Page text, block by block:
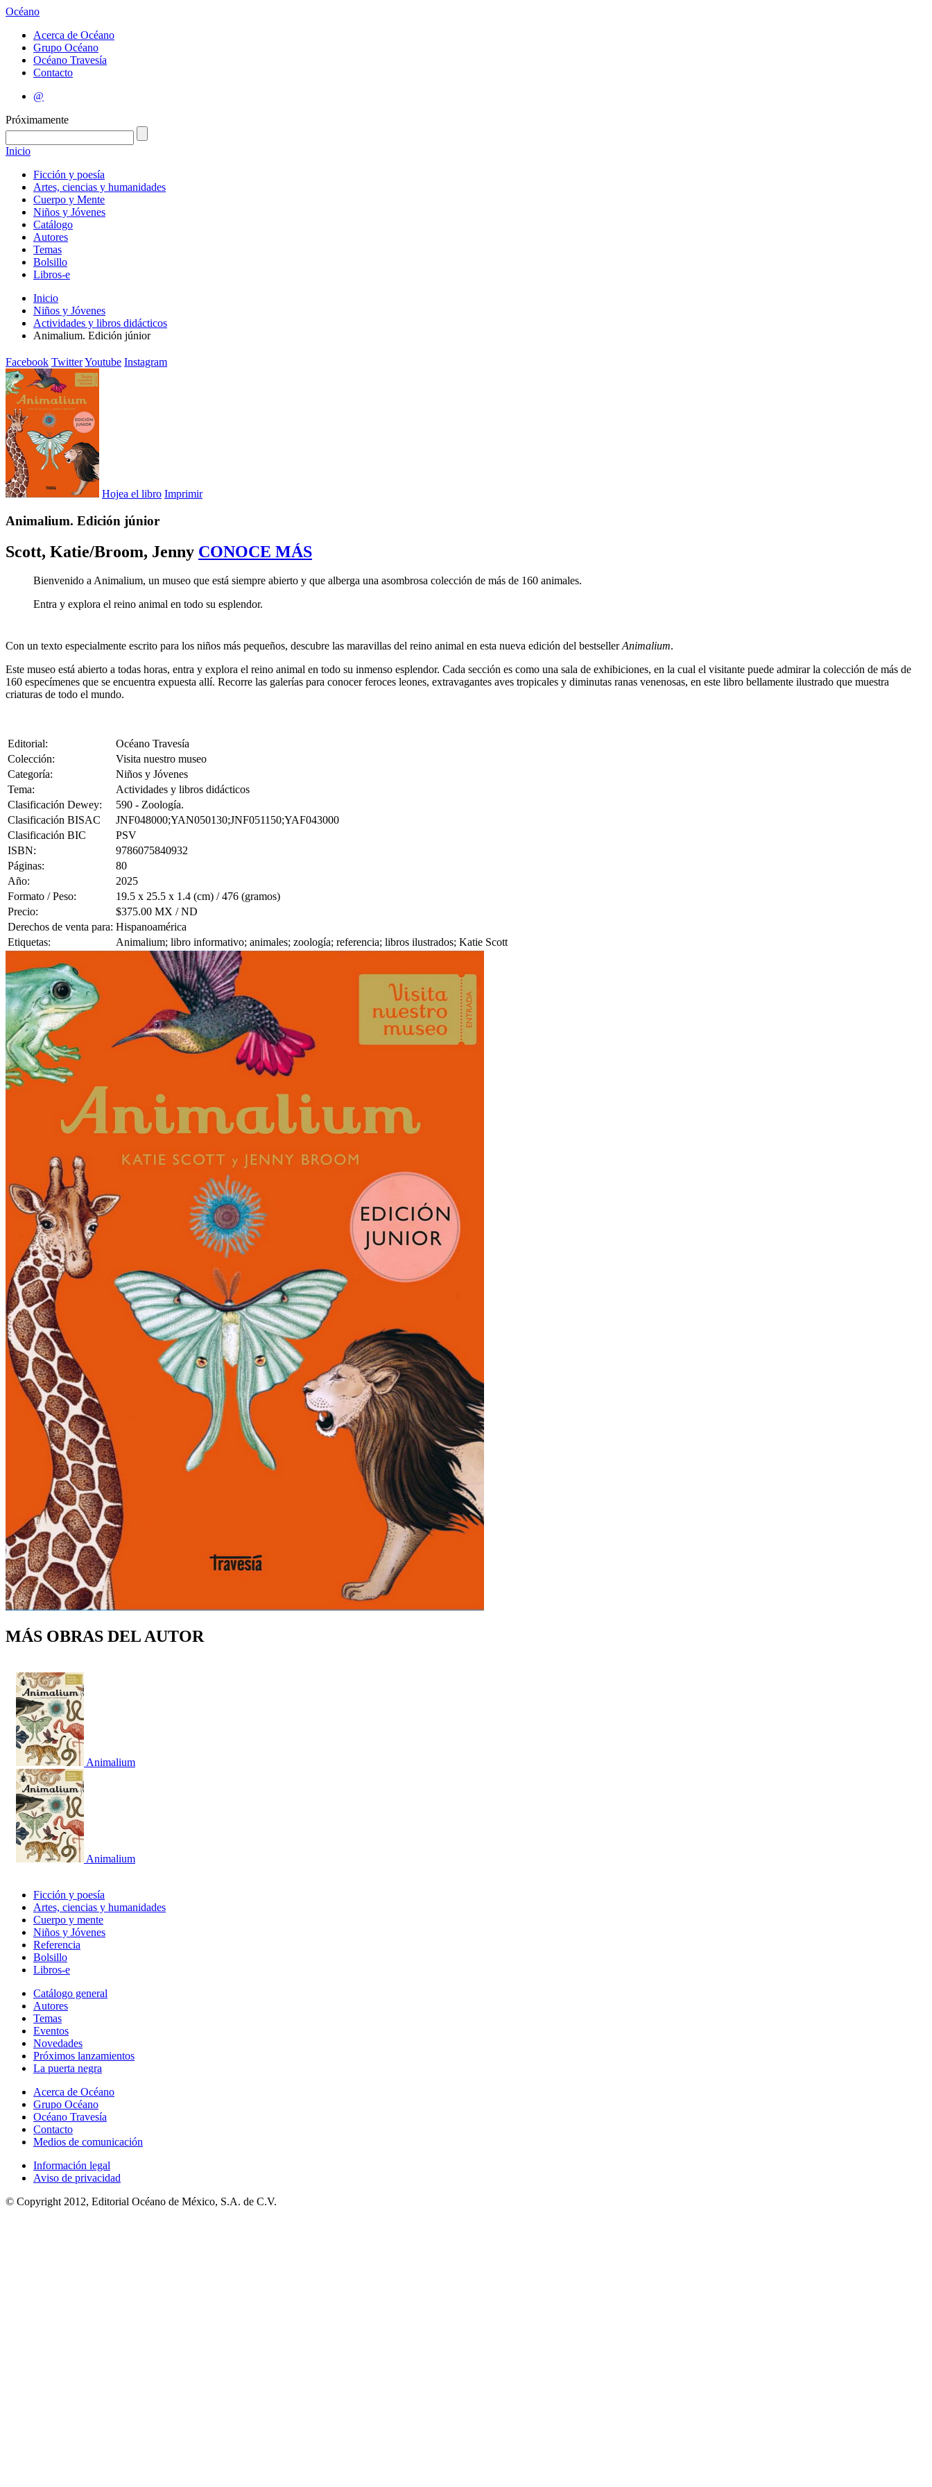
Océano
Acerca de Océano
Grupo Océano
Océano Travesía
Contacto
@
Próximamente
Inicio
Ficción y poesía
Artes, ciencias y humanidades
Cuerpo y Mente
Niños y Jóvenes
Catálogo
Autores
Temas
Bolsillo
Libros-e
Inicio
Niños y Jóvenes
Actividades y libros didácticos
Animalium. Edición júnior
Facebook TwitterYoutube Instagram
Hojea el libro Imprimir
Animalium. Edición júnior
Scott, Katie/Broom, Jenny CONOCE MÁS
Bienvenido a Animalium, un museo que está siempre abierto y que alberga una asombrosa colección de más de 160 animales.
Entra y explora el reino animal en todo su esplendor.
Con un texto especialmente escrito para los niños más pequeños, descubre las maravillas del reino animal en esta nueva edición del bestsellerAnimalium.
Este museo está abierto a todas horas, entra y explora el reino animal en todo su inmenso esplendor. Cada sección es como una sala de exhibiciones, en la cual el visitante puede admirar la colección de más de
160 especímenes que se encuentra expuesta allí. Recorre las galerías para conocer feroces leones, extravagantes aves tropicales y diminutas ranas venenosas, en este libro bellamente ilustrado que muestra
criaturas de todo el mundo.
Editorial:
Océano Travesía
Colección:
Visita nuestro museo
Categoría:
Niños y Jóvenes
Tema:
Actividades y libros didácticos
Clasificación Dewey:
590 - Zoología.
Clasificación BISAC
JNF048000;YAN050130;JNF051150;YAF043000
Clasificación BIC
PSV
ISBN:
9786075840932
Páginas:
80
Año:
2025
Formato / Peso:
19.5 x 25.5 x 1.4 (cm) / 476 (gramos)
Precio:
$375.00 MX / ND
Derechos de venta para: Hispanoamérica
Etiquetas:
Animalium; libro informativo; animales; zoología; referencia; libros ilustrados; Katie Scott
MÁS OBRAS DEL AUTOR
Animalium
Animalium
Ficción y poesía
Artes, ciencias y humanidades
Cuerpo y mente
Niños y Jóvenes
Referencia
Bolsillo
Libros-e
Catálogo general
Autores
Temas
Eventos
Novedades
Próximos lanzamientos
La puerta negra
Acerca de Océano
Grupo Océano
Océano Travesía
Contacto
Medios de comunicación
Información legal
Aviso de privacidad
© Copyright 2012, Editorial Océano de México, S.A. de C.V.